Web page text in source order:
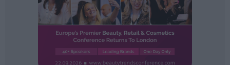
INICIAR SESIÓN